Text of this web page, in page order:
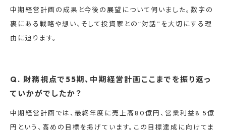
中期経営計画の成果と今後の展望について伺いました。数字の
裏にある戦略や想い、そして投資家との“対話”を大切にする理
由に迫ります。
Q. 財務視点で55期、中期経営計画ここまでを振り返っ
ていかがでしたか？
中期経営計画では、最終年度に売上高80億円、営業利益8.5億
円という、高めの目標を掲げています。この目標達成に向けてま